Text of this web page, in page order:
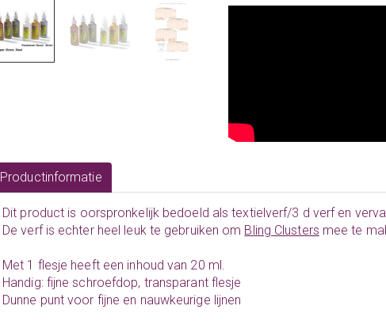
Productinformatie
Dit product is oorspronkelijk bedoeld als textielverf/3 d verf en
De verf is echter heel leuk te gebruiken om Bling Clusters mee te
Met 1 flesje heeft een inhoud van 20 ml.
Handig: fijne schroefdop, transparant flesje
Dunne punt voor fijne en nauwkeurige lijnen